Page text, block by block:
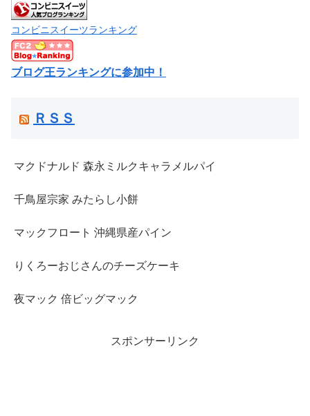
コンビニスイーツランキング
ブログ王ランキングに参加中！
ＲＳＳ
マクドナルド 森永ミルクキャラメルパイ
千鳥屋宗家 みたらし小餅
マックフロート 沖縄県産パイン
りくろーおじさんのチーズケーキ
夜マック 倍ビッグマック
スポンサーリンク